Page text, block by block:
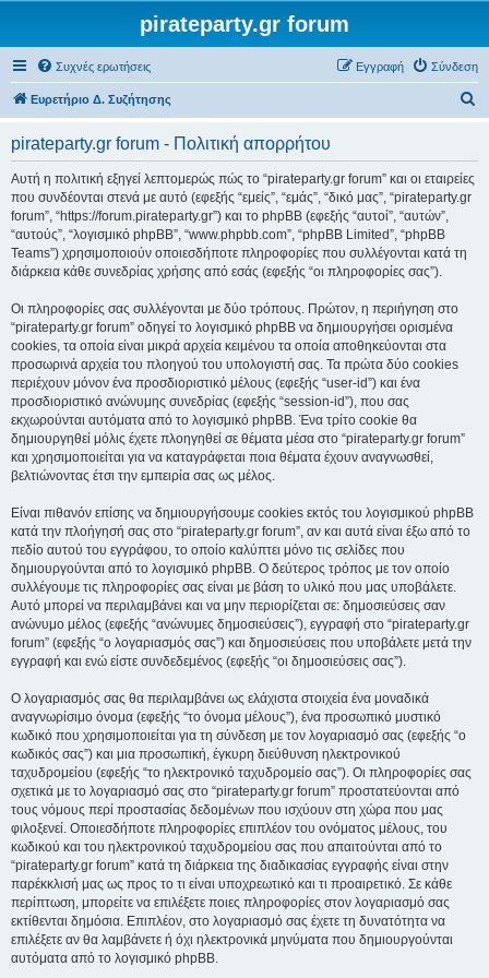
pirateparty.gr forum
Συχνές ερωτήσεις Σύνδεση
Εγγραφή
Ευρετήριο Δ. Συζήτησης
pirateparty.gr forum - Πολιτική απορρήτου
Αυτή η πολιτική εξηγεί λεπτομερώς πώς το “pirateparty.gr forum” και οι εταιρείες
που συνδέονται στενά με αυτό (εφεξής “εμείς”, “εμάς”, “δικό μας”, “pirateparty.gr
forum”, “https://forum.pirateparty.gr”) και το phpBB (εφεξής “αυτοί”, “αυτών”,
“αυτούς”, “λογισμικό phpBB”, “www.phpbb.com”, “phpBB Limited”, “phpBB
Teams”) χρησιμοποιούν οποιεσδήποτε πληροφορίες που συλλέγονται κατά τη
διάρκεια κάθε συνεδρίας χρήσης από εσάς (εφεξής “οι πληροφορίες σας”).
Οι πληροφορίες σας συλλέγονται με δύο τρόπους. Πρώτον, η περιήγηση στο
“pirateparty.gr forum” οδηγεί το λογισμικό phpBB να δημιουργήσει ορισμένα
cookies, τα οποία είναι μικρά αρχεία κειμένου τα οποία αποθηκεύονται στα
προσωρινά αρχεία του πλοηγού του υπολογιστή σας. Τα πρώτα δύο cookies
περιέχουν μόνον ένα προσδιοριστικό μέλους (εφεξής “user-id”) και ένα
προσδιοριστικό ανώνυμης συνεδρίας (εφεξής “session-id”), που σας
εκχωρούνται αυτόματα από το λογισμικό phpBB. Ένα τρίτο cookie θα
δημιουργηθεί μόλις έχετε πλοηγηθεί σε θέματα μέσα στο “pirateparty.gr forum”
και χρησιμοποιείται για να καταγράφεται ποια θέματα έχουν αναγνωσθεί,
βελτιώνοντας έτσι την εμπειρία σας ως μέλος.
Είναι πιθανόν επίσης να δημιουργήσουμε cookies εκτός του λογισμικού phpBB
κατά την πλοήγησή σας στο “pirateparty.gr forum”, αν και αυτά είναι έξω από το
πεδίο αυτού του εγγράφου, το οποίο καλύπτει μόνο τις σελίδες που
δημιουργούνται από το λογισμικό phpBB. Ο δεύτερος τρόπος με τον οποίο
συλλέγουμε τις πληροφορίες σας είναι με βάση το υλικό που μας υποβάλετε.
Αυτό μπορεί να περιλαμβάνει και να μην περιορίζεται σε: δημοσιεύσεις σαν
ανώνυμο μέλος (εφεξής “ανώνυμες δημοσιεύσεις”), εγγραφή στο “pirateparty.gr
forum” (εφεξής “ο λογαριασμός σας”) και δημοσιεύσεις που υποβάλετε μετά την
εγγραφή και ενώ είστε συνδεδεμένος (εφεξής “οι δημοσιεύσεις σας”).
Ο λογαριασμός σας θα περιλαμβάνει ως ελάχιστα στοιχεία ένα μοναδικά
αναγνωρίσιμο όνομα (εφεξής “το όνομα μέλους”), ένα προσωπικό μυστικό
κωδικό που χρησιμοποιείται για τη σύνδεση με τον λογαριασμό σας (εφεξής “ο
κωδικός σας”) και μια προσωπική, έγκυρη διεύθυνση ηλεκτρονικού
ταχυδρομείου (εφεξής “το ηλεκτρονικό ταχυδρομείο σας”). Οι πληροφορίες σας
σχετικά με το λογαριασμό σας στο “pirateparty.gr forum” προστατεύονται από
τους νόμους περί προστασίας δεδομένων που ισχύουν στη χώρα που μας
φιλοξενεί. Οποιεσδήποτε πληροφορίες επιπλέον του ονόματος μέλους, του
κωδικού και του ηλεκτρονικού ταχυδρομείου σας που απαιτούνται από το
“pirateparty.gr forum” κατά τη διάρκεια της διαδικασίας εγγραφής είναι στην
παρέκκλισή μας ως προς το τι είναι υποχρεωτικό και τι προαιρετικό. Σε κάθε
περίπτωση, μπορείτε να επιλέξετε ποιες πληροφορίες στον λογαριασμό σας
εκτίθενται δημόσια. Επιπλέον, στο λογαριασμό σας έχετε τη δυνατότητα να
επιλέξετε αν θα λαμβάνετε ή όχι ηλεκτρονικά μηνύματα που δημιουργούνται
αυτόματα από το λογισμικό phpBB.